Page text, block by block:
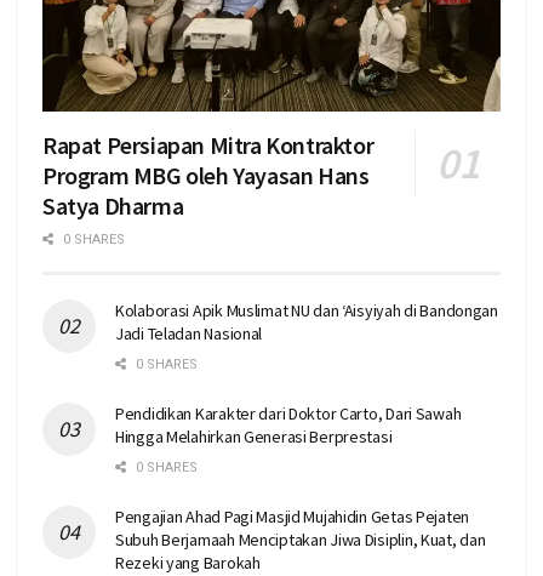
Rapat Persiapan Mitra Kontraktor
Program MBG oleh Yayasan Hans
Satya Dharma
0 SHARES
Kolaborasi Apik Muslimat NU dan ‘Aisyiyah di Bandongan
Jadi Teladan Nasional
0 SHARES
Pendidikan Karakter dari Doktor Carto, Dari Sawah
Hingga Melahirkan Generasi Berprestasi
0 SHARES
Pengajian Ahad Pagi Masjid Mujahidin Getas Pejaten
Subuh Berjamaah Menciptakan Jiwa Disiplin, Kuat, dan
Rezeki yang Barokah